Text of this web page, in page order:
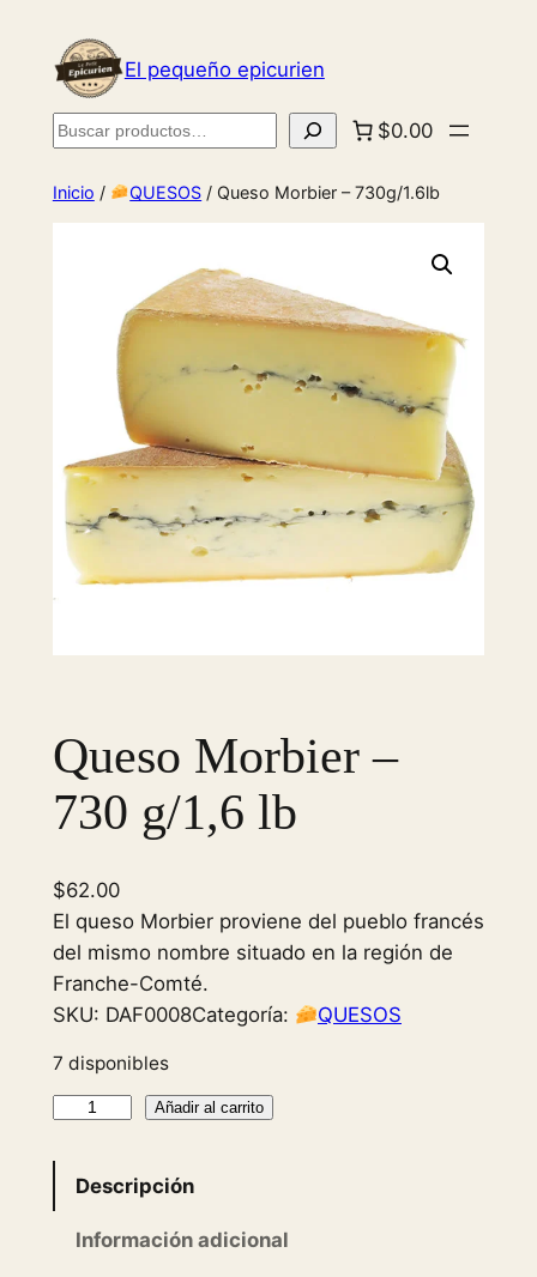
El pequeño epicurien
Buscar $0.00
Inicio / QUESOS / Queso Morbier – 730g/1.6lb
Queso Morbier –
730 g/1,6 lb
$62.00
El queso Morbier proviene del pueblo francés
del mismo nombre situado en la región de
Franche-Comté.
SKU: DAF0008Categoría: QUESOS
7 disponibles
Añadir al carrito
Descripción
Información adicional